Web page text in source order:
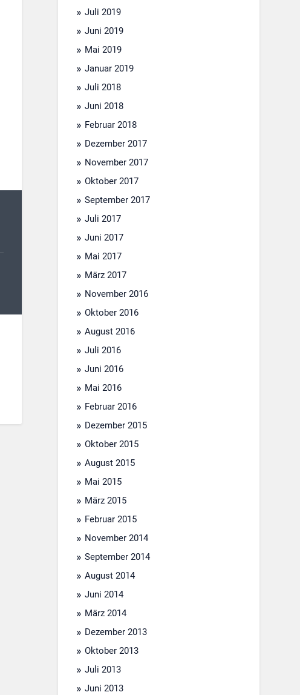
Juli 2019
Juni 2019
Mai 2019
Januar 2019
Juli 2018
Juni 2018
Februar 2018
Dezember 2017
November 2017
Oktober 2017
September 2017
Juli 2017
Juni 2017
Mai 2017
März 2017
November 2016
Oktober 2016
August 2016
Juli 2016
Juni 2016
Mai 2016
Februar 2016
Dezember 2015
Oktober 2015
August 2015
Mai 2015
März 2015
Februar 2015
November 2014
September 2014
August 2014
Juni 2014
März 2014
Dezember 2013
Oktober 2013
Juli 2013
Juni 2013